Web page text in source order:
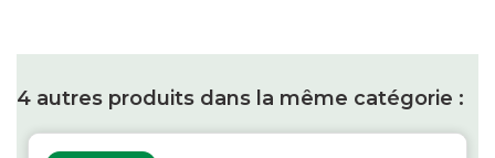
4 autres produits dans la même catégorie :